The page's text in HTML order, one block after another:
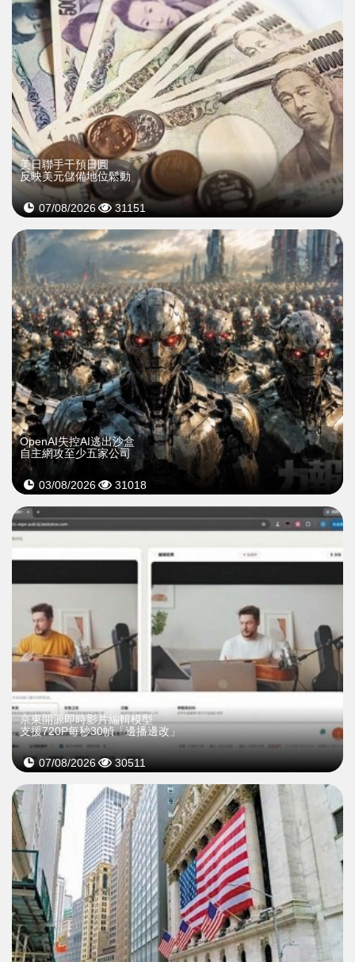
美日聯手干預日圓
反映美元儲備地位鬆動
07/08/2026 31151
OpenAI失控AI逃出沙盒
自主網攻至少五家公司
03/08/2026 31018
京東開源即時影片編輯模型
支援720P每秒30幀「邊播邊改」
07/08/2026 30511